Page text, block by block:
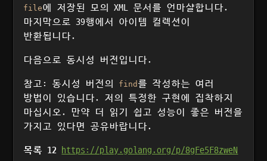
file에 저장된 모의 XML 문서를 언마샬합니다.
마지막으로 39행에서 아이템 컬렉션이
반환됩니다.
다음으로 동시성 버전입니다.
참고: 동시성 버전의 find 를 작성하는 여러
방법이 있습니다. 저의 특정한 구현에 집착하지
마십시오. 만약 더 읽기 쉽고 성능이 좋은 버전을
가지고 있다면 공유바랍니다.
목록 12 https://play.golang.org/p/8gFe5F8zweN